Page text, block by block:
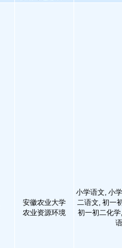
安徽农业大学
农业资源环境
小学语文, 小
二语文, 初一
初一初二化